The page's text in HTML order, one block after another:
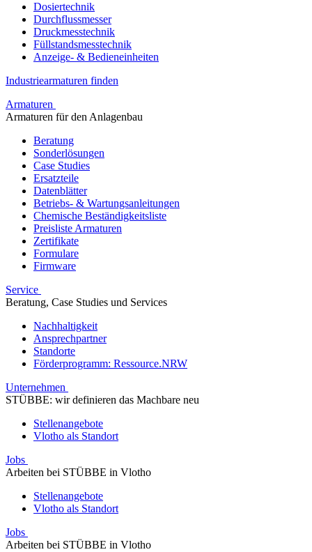
Dosiertechnik
Durchflussmesser
Druckmesstechnik
Füllstandsmesstechnik
Anzeige- & Bedieneinheiten
Industriearmaturen finden
Armaturen
Armaturen für den Anlagenbau
Beratung
Sonderlösungen
Case Studies
Ersatzteile
Datenblätter
Betriebs- & Wartungsanleitungen
Chemische Beständigkeitsliste
Preisliste Armaturen
Zertifikate
Formulare
Firmware
Service
Beratung, Case Studies und Services
Nachhaltigkeit
Ansprechpartner
Standorte
Förderprogramm: Ressource.NRW
Unternehmen
STÜBBE: wir definieren das Machbare neu
Stellenangebote
Vlotho als Standort
Jobs
Arbeiten bei STÜBBE in Vlotho
Stellenangebote
Vlotho als Standort
Jobs
Arbeiten bei STÜBBE in Vlotho